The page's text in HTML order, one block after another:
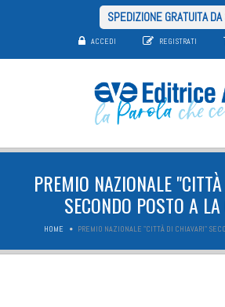
SPEDIZIONE GRATUITA
ACCEDI REGISTRATI
PREMIO NAZIONALE
SECONDO POSTO A
HOME PREMIO NAZIONALE "CITTÀ DI CHIAVARI"